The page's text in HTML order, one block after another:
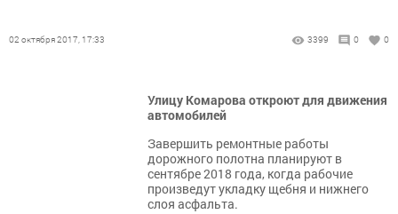
02 октября 2017, 17:33 3399 0 0
Улицу Комарова откроют для движения
автомобилей
Завершить ремонтные работы
дорожного полотна планируют в
сентябре 2018 года, когда рабочие
произведут укладку щебня и нижнего
слоя асфальта.